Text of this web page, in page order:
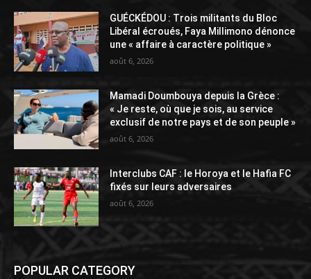
GUÉCKÉDOU : Trois militants du Bloc
Libéral écroués, Faya Millimono dénonce
une « affaire à caractère politique »
août 6, 2026
Mamadi Doumbouya depuis la Grèce :
« Je reste, où que je sois, au service
exclusif de notre pays et de son peuple »
août 6, 2026
Interclubs CAF : le Horoya et le Hafia FC
fixés sur leurs adversaires
août 6, 2026
POPULAR CATEGORY